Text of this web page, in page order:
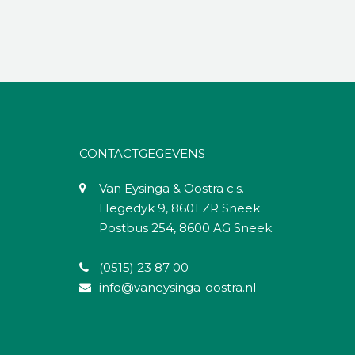
CONTACTGEGEVENS
Van Eysinga & Oostra c.s.
Hegedyk 9, 8601 ZR Sneek
Postbus 254, 8600 AG Sneek
(0515) 23 87 00
info@vaneysinga-oostra.nl